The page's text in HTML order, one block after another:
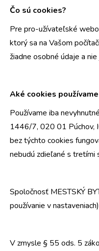
Čo sú cookies?
Pre pro-užívateľské
ktorý sa na Vašom
žiadne osobné údaje a
Aké cookies
Používame iba
1446/7, 020 01 Púchov,
bez týchto cookies
nebudú zdieľané s tretími
Spoločnosť MESTSKÝ
používanie v
V zmysle § 55 ods. 5